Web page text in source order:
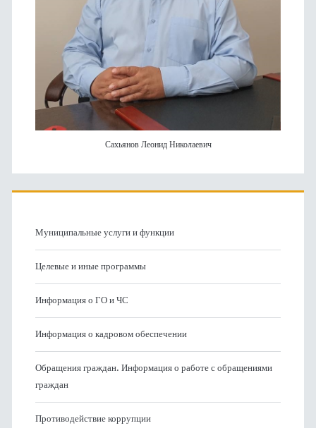
Сахьянов Леонид Николаевич
Муниципальные услуги и функции
Целевые и иные программы
Информация о ГО и ЧС
Информация о кадровом обеспечении
Обращения граждан. Информация о работе с обращениями
граждан
Противодействие коррупции